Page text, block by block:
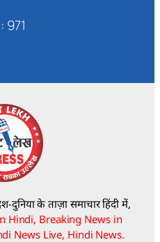
971
के ताज़ा समाचार हिंदी में,
Hindi, Breaking News in
News Live, Hindi News.